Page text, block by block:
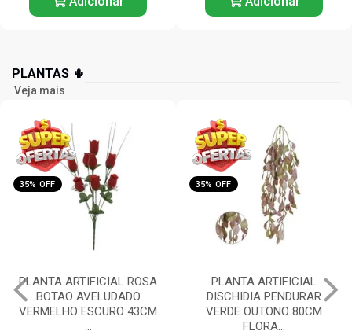
PLANTAS 🌵
Veja mais
35% OFF
PLANTA ARTIFICIAL
DISCHIDIA PENDURAR
VERDE OUTONO 80CM
FLORA...
35% OFF
PLANTA ARTIFICIAL
ORQUIDEA PHALAENOPSIS
(BRANCO) 55CM FLORAR...
Código: 748225